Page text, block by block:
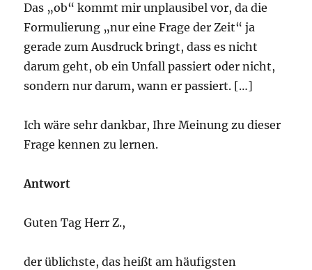
Das „ob“ kommt mir unplausibel vor, da die
Formulierung „nur eine Frage der Zeit“ ja
gerade zum Ausdruck bringt, dass es nicht
darum geht, ob ein Unfall passiert oder nicht,
sondern nur darum, wann er passiert. […]
Ich wäre sehr dankbar, Ihre Meinung zu dieser
Frage kennen zu lernen.
Antwort
Guten Tag Herr Z.,
der üblichste, das heißt am häufigsten